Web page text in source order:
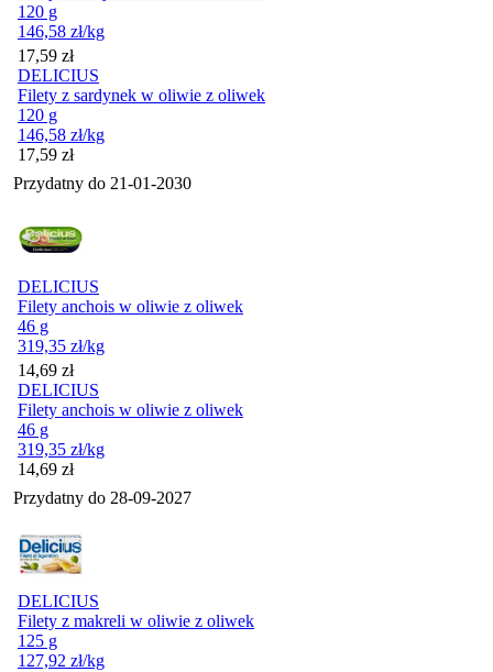
120 g
146,58 zł/kg
Cena
17,59 zł
DELICIUS
Filety z sardynek w oliwie z oliwek
120 g
146,58 zł/kg
Cena
17,59 zł
Przydatny do 21-01-2030
DELICIUS
Filety anchois w oliwie z oliwek
46 g
319,35 zł/kg
Cena
14,69 zł
DELICIUS
Filety anchois w oliwie z oliwek
46 g
319,35 zł/kg
Cena
14,69 zł
Przydatny do 28-09-2027
DELICIUS
Filety z makreli w oliwie z oliwek
125 g
127,92 zł/kg